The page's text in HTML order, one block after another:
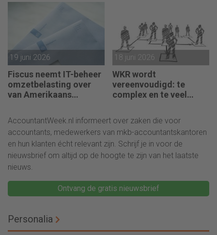
19 juni 2026
Fiscus neemt IT-beheer
omzetbelasting over
van Amerikaans
18 juni 2026
WKR wordt
vereenvoudigd: te
complex en te veel
AccountantWeek.nl informeert over zaken die voor
accountants, medewerkers van mkb-accountantskantoren
en hun klanten écht relevant zijn. Schrijf je in voor de
nieuwsbrief om altijd op de hoogte te zijn van het laatste
nieuws.
Ontvang de gratis nieuwsbrief
Personalia